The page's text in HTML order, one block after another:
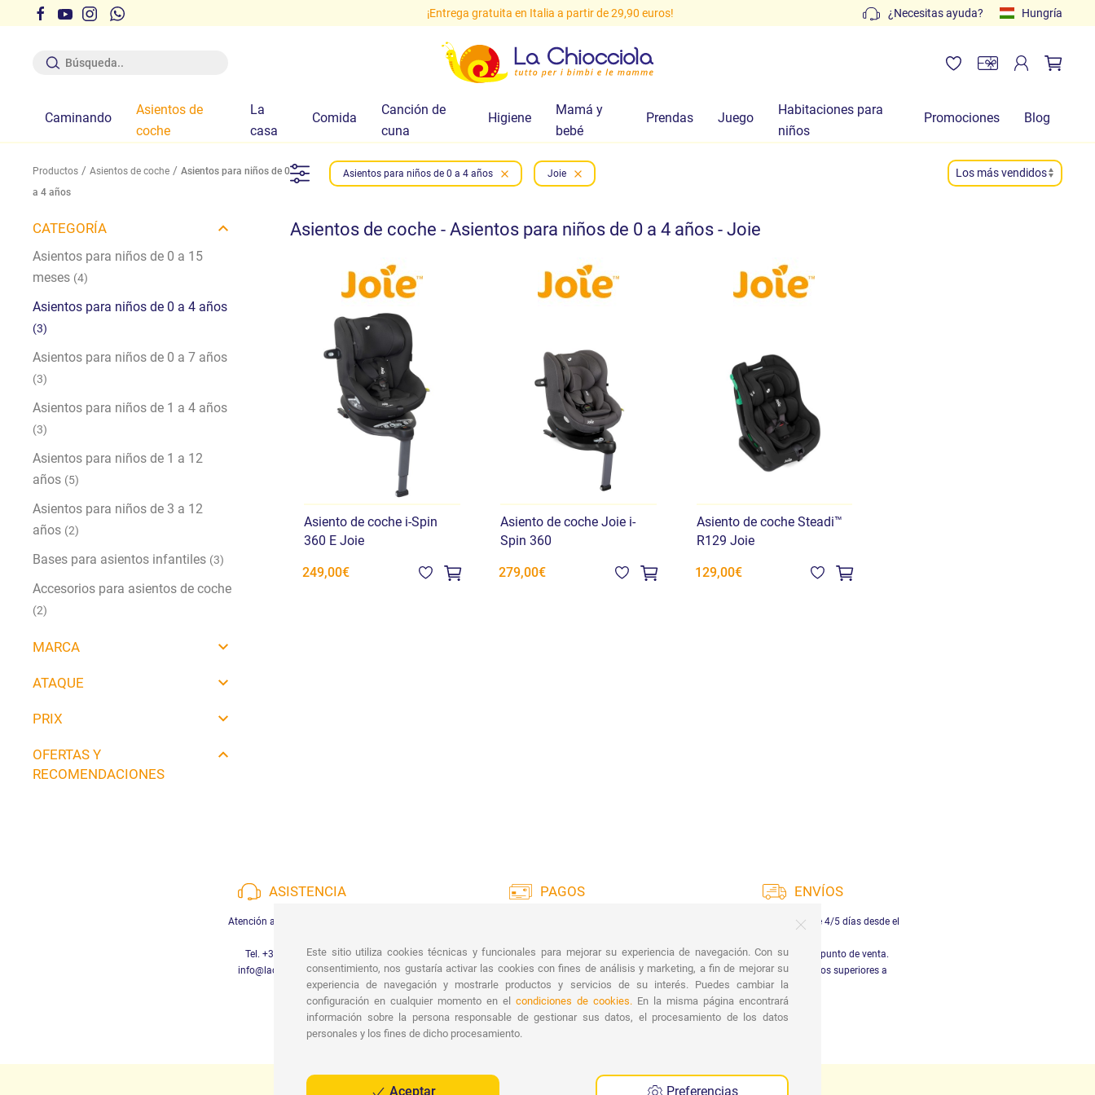
dentro de los tiempos indicados en el sitio ¡Entrega gratuita en Italia a partir de 29,90 euros! Presupuestos gratuitos: escribe a
¿Necesitas ayuda? Hungría
Caminando
Asientos de
coche
La
casa
Comida
Canción de
cuna
Higiene
Mamá y
bebé
Prendas Juego
Habitaciones para
niños
Promociones Blog
Productos Asientos de coche
Asientos para niños de 0
a 4 años
Asientos para niños de 0 a 4 años Joie
CATEGORÍA
Asientos para niños de 0 a 15
meses (4)
Asientos para niños de 0 a 4 años
(3)
Asientos para niños de 0 a 7 años
(3)
Asientos para niños de 1 a 4 años
(3)
Asientos para niños de 1 a 12
años (5)
Asientos para niños de 3 a 12
años (2)
Bases para asientos infantiles (3)
Accesorios para asientos de coche
(2)
MARCA
ATAQUE
PRIX
OFERTAS Y
RECOMENDACIONES
Asientos de coche - Asientos para niños de 0 a 4 años - Joie
Asiento de coche i-Spin
360 E Joie
249,00€
Asiento de coche Joie i-
Spin 360
279,00€
Asiento de coche Steadi™
R129 Joie
129,00€
ASISTENCIA
Atención al cliente disponible
Tel. +39 3452280233
info@lachiocciolababy.it
PAGOS
PayPal y contrareembolso.
ENVÍOS
Entrega en Italia dentro de 4/5 días desde el
Recogida gratuita en el punto de venta.
Envío gratuito en pedidos superiores a
29,90€
Este sitio utiliza cookies técnicas y funcionales para mejorar su experiencia de navegación. Con su
consentimiento, nos gustaría activar las cookies con fines de análisis y marketing, a fin de mejorar su
experiencia de navegación y mostrarle productos y servicios de su interés. Puedes cambiar la
configuración en cualquier momento en el condiciones de cookies. En la misma página encontrará
información sobre la persona responsable de gestionar sus datos, el procesamiento de los datos
personales y los fines de dicho procesamiento.
Aceptar Preferencias